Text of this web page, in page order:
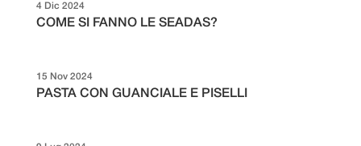
COME SI FANNO LE SEADAS?
4 Dic 2024
PASTA CON GUANCIALE E PISELLI
15 Nov 2024